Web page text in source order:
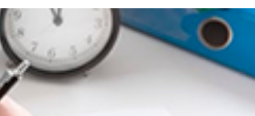
Valencià
English